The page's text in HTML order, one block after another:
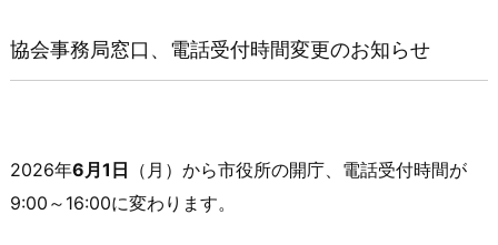
次へ
協会事務局窓口、電話受付時間変更のお知らせ
2026年6月1日 （月）から市役所の開庁、電話受付時間が
9:00～16:00に変わります。